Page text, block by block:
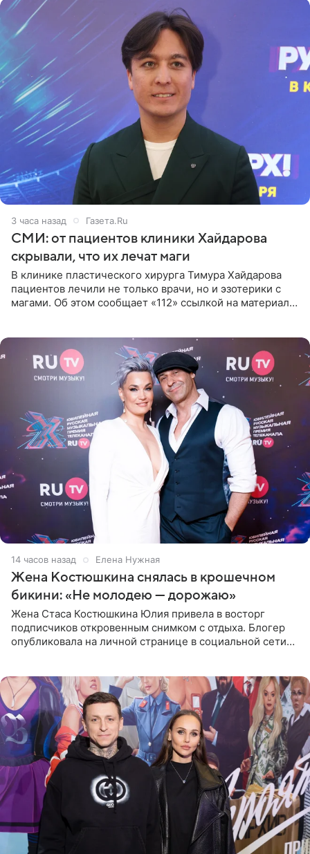
3 часа назад Газета.Ru
СМИ: от пациентов клиники Хайдарова
скрывали, что их лечат маги
В клинике пластического хирурга Тимура Хайдарова
пациентов лечили не только врачи, но и эзотерики с
магами. Об этом сообщает «112» ссылкой на материалы
14 часов назад Елена Нужная
Жена Костюшкина снялась в крошечном
бикини: «Не молодею — дорожаю»
Жена Стаса Костюшкина Юлия привела в восторг
подписчиков откровенным снимком с отдыха. Блогер
опубликовала на личной странице в социальной сети